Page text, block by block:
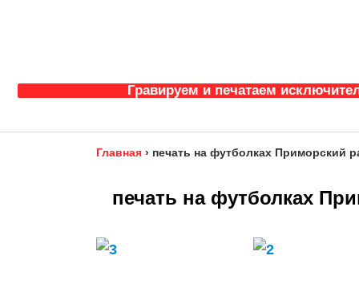
Гравируем и печатаем
Главная › печать на футболках Приморский
печать на футболках